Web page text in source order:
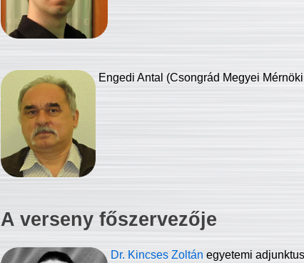
Engedi Antal (Csongrád Megyei
A verseny főszervezője
Dr. Kincses Zoltán egyetemi